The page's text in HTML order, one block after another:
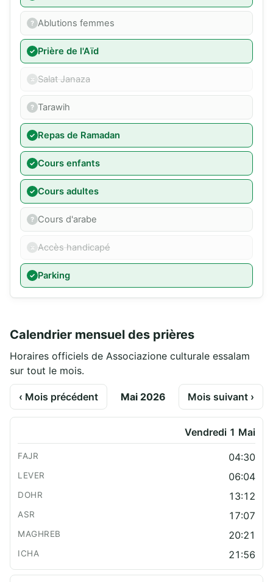
Ablutions femmes
Prière de l'Aïd
Salat Janaza
Tarawih
Repas de Ramadan
Cours enfants
Cours adultes
Cours d'arabe
Accès handicapé
Parking
Calendrier mensuel des prières
Horaires officiels de Associazione culturale essalam
sur tout le mois.
‹ Mois précédent Mai 2026 Mois suivant ›
Vendredi 1 Mai
04:30
06:04
13:12
17:07
20:21
21:56